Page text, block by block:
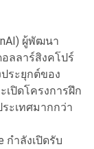
ผู้พัฒนา
ลลาร์สิงคโปร์
ระยุกต์ของ
เปิดโครงการฝึก
ะเทศมากกว่า
กำลังเปิดรับ